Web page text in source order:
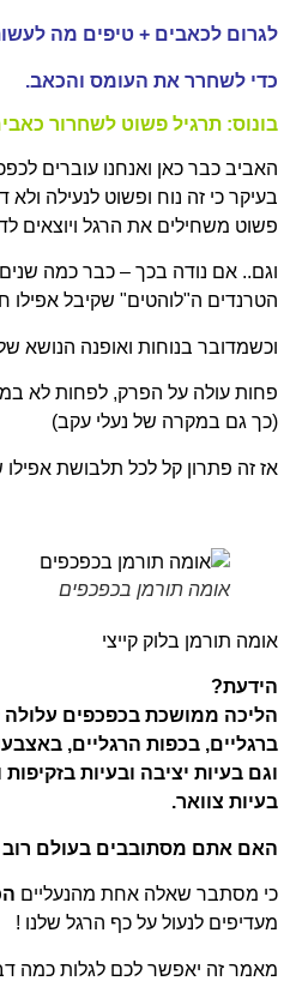
לגרום לכאבים + טיפים מה
כדי לשחרר את העומס והכאב.
בונוס: תרגיל פשוט לשחרור
האביב כבר כאן ואנחנו עוברים
בעיקר כי זה נוח ופשוט לנעילה
פשוט משחילים את הרגל ויוצאים
וגם.. אם נודה בכך – כבר כמה
הטרנדים ה"לוהטים" שקיבל אפילו
וכשמדובר בנוחות ואופנה הנושא
פחות עולה על הפרק, לפחות לא
(כך גם במקרה של נעלי עקב)
אז זה פתרון קל לכל תלבושת
אומה תורמן בכפכפים
אומה תורמן בלוק קייצי
הידעת?
הליכה ממושכת בכפכפים עלולה
ברגליים, בכפות הרגליים,
וגם בעיות יציבה ובעיות
בעיות צוואר.
האם אתם מסתובבים בעולם רוב
כי מסתבר שאלה אחת מהנעליים
מעדיפים לנעול על כף הרגל שלנו !
מאמר זה יאפשר לכם לגלות כמה